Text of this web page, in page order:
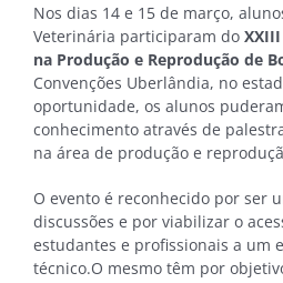
Nos dias 14 e 15 de março,
Veterinária participaram do
na Produção e Reprodução de
Convenções Uberlândia, no
oportunidade, os alunos
conhecimento através de
na área de produção e
O evento é reconhecido por ser
discussões e por viabilizar o
estudantes e profissionais a um
técnico.O mesmo têm por